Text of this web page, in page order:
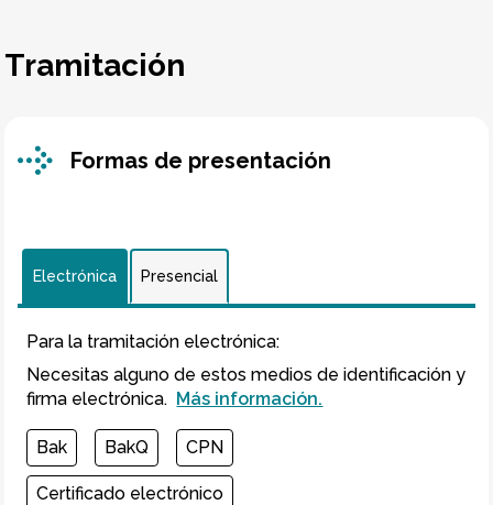
Tramitación
Formas de presentación
Electrónica Presencial
Para la tramitación electrónica:
Necesitas alguno de estos medios de identificación y
firma electrónica. Más información.
Bak BakQ CPN
Certificado electrónico